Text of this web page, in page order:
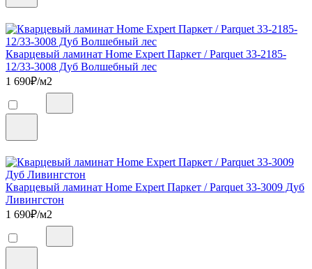
Кварцевый ламинат Home Expert Паркет / Parquet 33-2185-
12/33-3008 Дуб Волшебный лес
1 690₽/м2
Кварцевый ламинат Home Expert Паркет / Parquet 33-3009 Дуб
Ливингстон
1 690₽/м2